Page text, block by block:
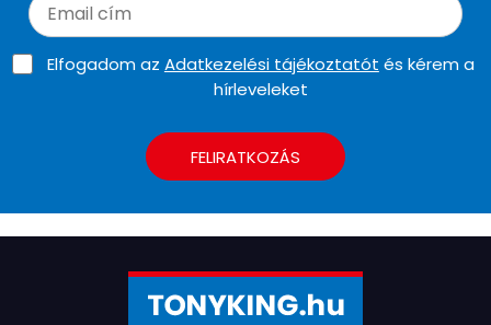
Elfogadom az Adatkezelési tájékoztatót és kérem a
hírleveleket
FELIRATKOZÁS